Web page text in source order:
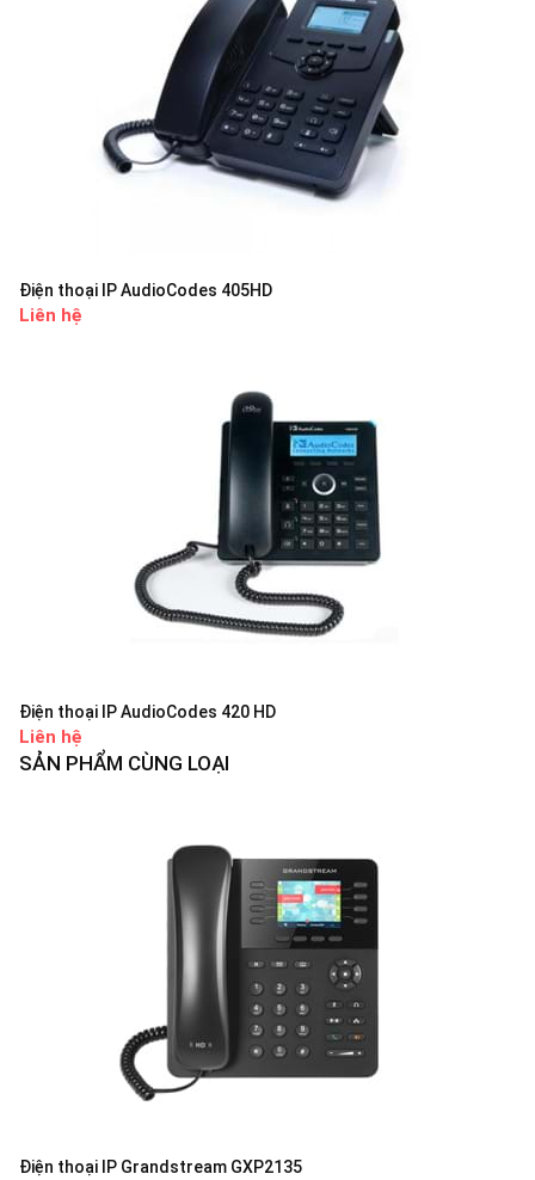
Điện thoại IP AudioCodes 405HD
Liên hệ
Điện thoại IP AudioCodes 420 HD
Liên hệ
SẢN PHẨM CÙNG LOẠI
Điện thoại IP Grandstream GXP2135